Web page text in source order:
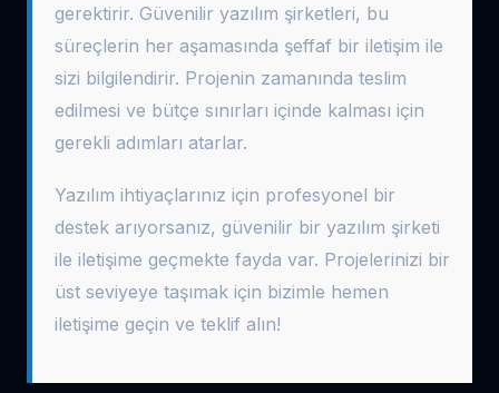
gerektirir. Güvenilir yazılım şirketleri, bu
süreçlerin her aşamasında şeffaf bir iletişim ile
sizi bilgilendirir. Projenin zamanında teslim
edilmesi ve bütçe sınırları içinde kalması için
gerekli adımları atarlar.
Yazılım ihtiyaçlarınız için profesyonel bir
destek arıyorsanız, güvenilir bir yazılım şirketi
ile iletişime geçmekte fayda var. Projelerinizi bir
üst seviyeye taşımak için bizimle hemen
iletişime geçin ve teklif alın!